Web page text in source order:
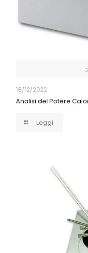
18/12/2022
Analisi del Potere
Leggi